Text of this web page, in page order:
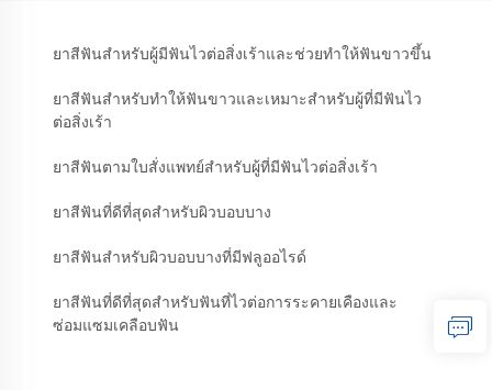
ยาสีฟันสำหรับผู้มีฟันไวต่อสิ่งเร้าและช่วยทำให้ฟันขาวขึ้น
ยาสีฟันสำหรับทำให้ฟันขาวและเหมาะสำหรับผู้ที่มีฟันไว
ต่อสิ่งเร้า
ยาสีฟันตามใบสั่งแพทย์สำหรับผู้ที่มีฟันไวต่อสิ่งเร้า
ยาสีฟันที่ดีที่สุดสำหรับผิวบอบบาง
ยาสีฟันสำหรับผิวบอบบางที่มีฟลูออไรด์
ยาสีฟันที่ดีที่สุดสำหรับฟันที่ไวต่อการระคายเคืองและ
ซ่อมแซมเคลือบฟัน